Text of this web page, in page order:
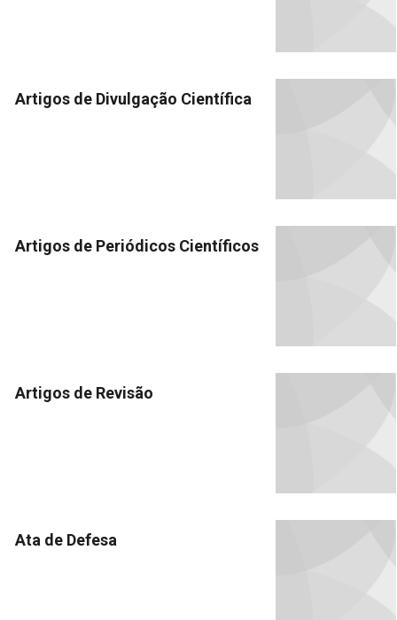
Artigos de Divulgação Científica
Artigos de Periódicos Científicos
Artigos de Revisão
Ata de Defesa